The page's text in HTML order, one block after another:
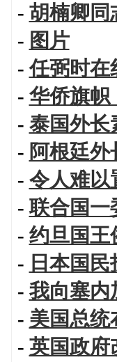
- 胡楠卿同
- 图片
-任弼时在
- 华侨旗
- 泰国外长
- 阿根廷
- 令人难以
-联合国一
- 约旦国王
- 日本国
- 我向塞内
- 美国总统
- 英国政府